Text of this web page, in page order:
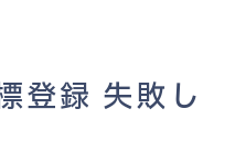
登録 失敗し